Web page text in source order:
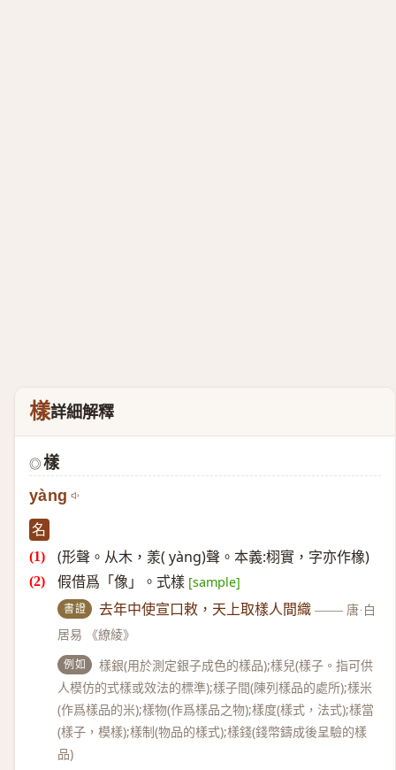
樣詳細解釋
◎ 樣
yàng
名
(形聲。从木，羕( yàng)聲。本義:栩實，字亦作橡)
假借爲「像」。式樣 [sample]
書證 去年中使宣口敕，天上取樣人間織 —— 唐·白
居易 《繚綾》
例如
樣銀(用於測定銀子成色的樣品);樣兒(樣子。指可供
人模仿的式樣或效法的標準);樣子間(陳列樣品的處所);樣米
(作爲樣品的米);樣物(作爲樣品之物);樣度(樣式，法式);樣當
(樣子，模樣);樣制(物品的樣式);樣錢(錢幣鑄成後呈驗的樣
品)